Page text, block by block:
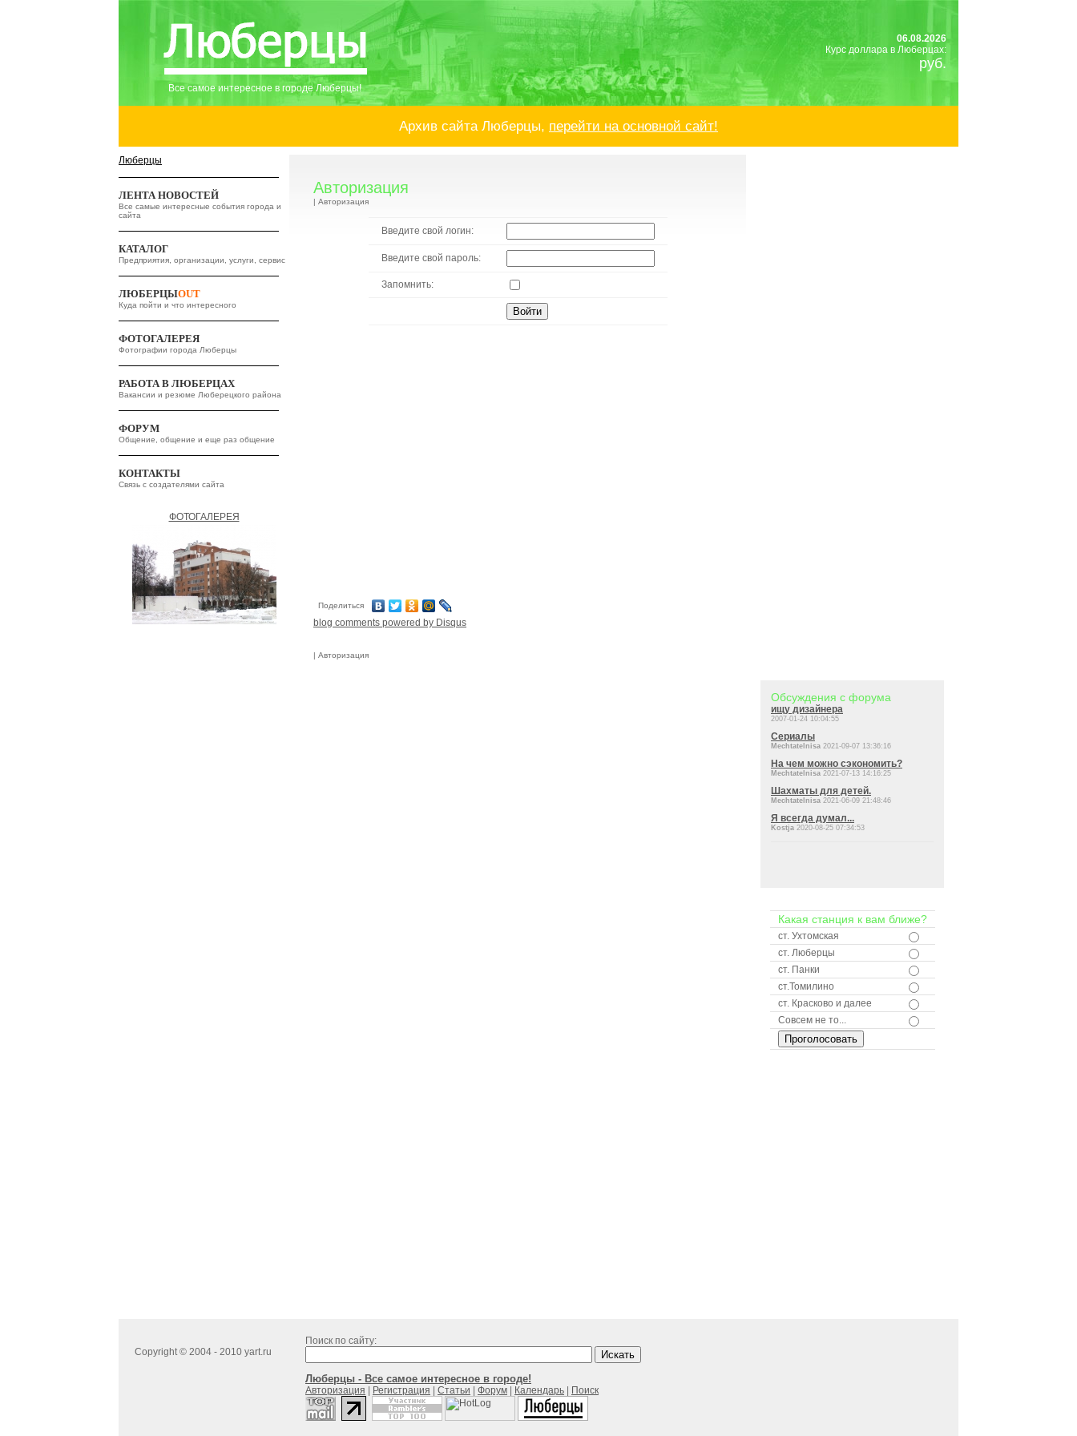
Все самое интересное в городе Люберцы!
06.08.2026
Курс доллара в Люберцах:
руб.
Архив сайта Люберцы, перейти на основной сайт!
Люберцы
ЛЕНТА НОВОСТЕЙ
Все самые интересные события города и
сайта
КАТАЛОГ
Предприятия, организации, услуги, сервис
ЛЮБЕРЦЫOUT
Куда пойти и что интересного
ФОТОГАЛЕРЕЯ
Фотографии города Люберцы
РАБОТА В ЛЮБЕРЦАХ
Вакансии и резюме Люберецкого района
ФОРУМ
Общение, общение и еще раз общение
КОНТАКТЫ
Связь с создателями сайта
ФОТОГАЛЕРЕЯ
Авторизация
| Авторизация
Введите свой логин:
Введите свой пароль:
Запомнить:
Поделиться
blog comments powered by Disqus
| Авторизация
Обсуждения с форума
ищу дизайнера
2007-01-24 10:04:55
Сериалы
Mechtatelnisa 2021-09-07 13:36:16
На чем можно сэкономить?
Mechtatelnisa 2021-07-13 14:16:25
Шахматы для детей.
Mechtatelnisa 2021-06-09 21:48:46
Я всегда думал...
Kostja 2020-08-25 07:34:53
Какая станция к вам ближе?
ст. Ухтомская
ст. Люберцы
ст. Панки
ст.Томилино
ст. Красково и далее
Совсем не то...
Copyright © 2004 - 2010 yart.ru
Поиск по сайту:
Люберцы - Все самое интересное в городе!
Авторизация Регистрация Статьи Форум Календарь Поиск